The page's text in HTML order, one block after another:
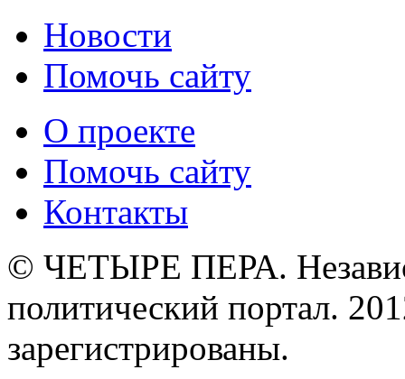
Новости
Помочь сайту
О проекте
Помочь сайту
Контакты
© ЧЕТЫРЕ ПЕРА.
политический портал.
зарегистрированы.